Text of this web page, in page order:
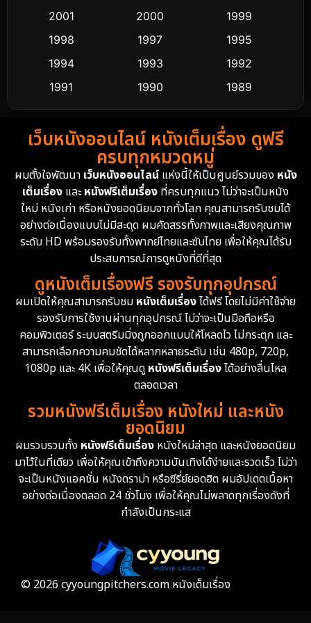
Dance เต้น
Detective สืบสวน
Detective สืบสวน
Disney+ 4
Documentary สารคดี 93
Drama ดราม่า
Dystopian 16
Emotional 61
Epic มหากาพย์ 213
Family ครอบครัว 359
Fantasy จินตนาการ 319
Fiction 9
2001 2000
1999
1998
1997
1995
1994
1993
1992
1991
1990
1989
1988
1986
1985
1983
1982
1981
1974
1962
เว็บหนังออนไลน์ หนังเต็มเรื่อง ดูฟรี
ครบทุกหมวดหมู่
ผมตั้งใจพัฒนา เว็บหนังออนไลน์แห่งนี้ให้เป็นศูนย์รวมของ หนัง
เต็มเรื่อง และหนังฟรีเต็มเรื่อง ที่ครบทุกแนว ไม่ว่าจะเป็นหนัง
ใหม่ หนังเก่า หรือหนังยอดนิยมจากทั่วโลก คุณสามารถรับชมได้
อย่างต่อเนื่องแบบไม่มีสะดุด ผมคัดสรรทั้งภาพและเสียงคุณภาพ
ระดับ HD พร้อมรองรับทั้งพากย์ไทยและซับไทย เพื่อให้คุณได้รับ
ประสบการณ์การดูหนังที่ดีที่สุด
ดูหนังเต็มเรื่องฟรี รองรับทุกอุปกรณ์
ผมเปิดให้คุณสามารถรับชม หนังเต็มเรื่องได้ฟรี โดยไม่มีค่าใช้จ่าย
รองรับการใช้งานผ่านทุกอุปกรณ์ ไม่ว่าจะเป็นมือถือหรือ
คอมพิวเตอร์ ระบบสตรีมมิ่งถูกออกแบบให้โหลดไว ไม่กระตุก และ
สามารถเลือกความคมชัดได้หลากหลายระดับ เช่น 480p, 720p,
1080p และ 4K เพื่อให้คุณดูหนังฟรีเต็มเรื่องได้อย่างลื่นไหล
ตลอดเวลา
รวมหนังฟรีเต็มเรื่อง หนังใหม่ และหนัง
ยอดนิยม
ผมรวบรวมทั้ง หนังฟรีเต็มเรื่อง หนังใหม่ล่าสุด และหนังยอดนิยม
มาไว้ในที่เดียว เพื่อให้คุณเข้าถึงความบันเทิงได้ง่ายและรวดเร็ว ไม่ว่า
จะเป็นหนังแอคชั่น หนังดราม่า หรือซีรี่ย์ยอดฮิต ผมอัปเดตเนื้อหา
อย่างต่อเนื่องตลอด 24 ชั่วโมง เพื่อให้คุณไม่พลาดทุกเรื่องดังที่
กำลังเป็นกระแส
© 2026 cyyoungpitchers.com หนังเต็มเรื่อง